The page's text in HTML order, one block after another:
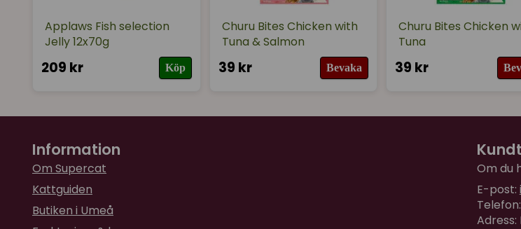
Applaws Fish selection
Jelly 12x70g
209 kr Köp
Churu Bites Chicken with
Tuna & Salmon
39 kr Bevaka
Churu Bites Chicken
Tuna
39 kr
Information
Om Supercat
Kattguiden
Butiken i Umeå
Om du
E-post:
Adress: